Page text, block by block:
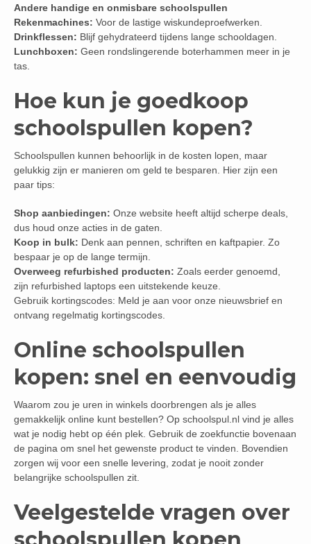
Andere handige en onmisbare schoolspullen
Rekenmachines: Voor de lastige wiskundeproefwerken.
Drinkflessen: Blijf gehydrateerd tijdens lange schooldagen.
Lunchboxen: Geen rondslingerende boterhammen meer in je
tas.
Hoe kun je goedkoop
schoolspullen kopen?
Schoolspullen kunnen behoorlijk in de kosten lopen, maar
gelukkig zijn er manieren om geld te besparen. Hier zijn een
paar tips:
Shop aanbiedingen: Onze website heeft altijd scherpe deals,
dus houd onze acties in de gaten.
Koop in bulk: Denk aan pennen, schriften en kaftpapier. Zo
bespaar je op de lange termijn.
Overweeg refurbished producten: Zoals eerder genoemd,
zijn refurbished laptops een uitstekende keuze.
Gebruik kortingscodes: Meld je aan voor onze nieuwsbrief en
ontvang regelmatig kortingscodes.
Online schoolspullen
kopen: snel en eenvoudig
Waarom zou je uren in winkels doorbrengen als je alles
gemakkelijk online kunt bestellen? Op schoolspul.nl vind je alles
wat je nodig hebt op één plek. Gebruik de zoekfunctie bovenaan
de pagina om snel het gewenste product te vinden. Bovendien
zorgen wij voor een snelle levering, zodat je nooit zonder
belangrijke schoolspullen zit.
Veelgestelde vragen over